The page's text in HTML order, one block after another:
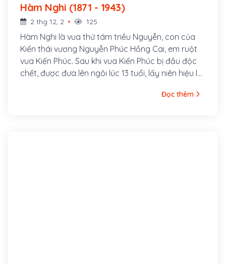
Hàm Nghi (1871 - 1943)
2 thg 12, 2 125
Hàm Nghi là vua thứ tám triều Nguyễn, con của
Kiến thái vương Nguyễn Phúc Hồng Cai, em ruột
vua Kiến Phúc. Sau khi vua Kiến Phúc bị đầu độc
chết, được đưa lên ngôi lúc 13 tuổi, lấy niên hiệu là
Đọc thêm